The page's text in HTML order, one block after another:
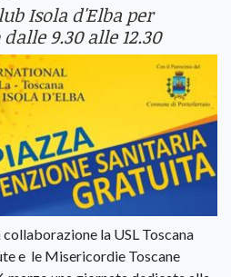
Isola d'Elba per
9.30 alle 12.30
collaborazione la USL Toscana
e le Misericordie Toscane